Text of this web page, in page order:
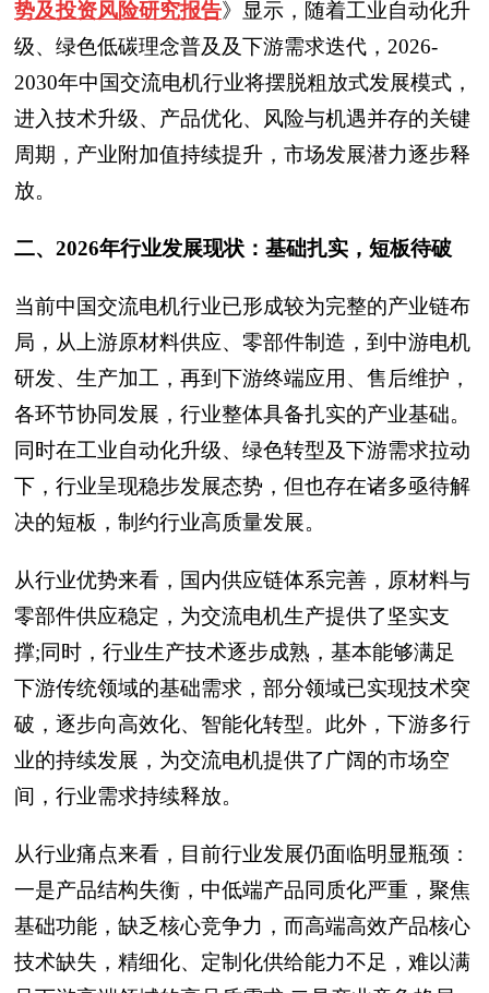
势及投资风险研究报告》显示，随着工业自动化升
级、绿色低碳理念普及及下游需求迭代，2026-
2030年中国交流电机行业将摆脱粗放式发展模式，
进入技术升级、产品优化、风险与机遇并存的关键
周期，产业附加值持续提升，市场发展潜力逐步释
放。
二、2026年行业发展现状：基础扎实，短板待破
当前中国交流电机行业已形成较为完整的产业链布
局，从上游原材料供应、零部件制造，到中游电机
研发、生产加工，再到下游终端应用、售后维护，
各环节协同发展，行业整体具备扎实的产业基础。
同时在工业自动化升级、绿色转型及下游需求拉动
下，行业呈现稳步发展态势，但也存在诸多亟待解
决的短板，制约行业高质量发展。
从行业优势来看，国内供应链体系完善，原材料与
零部件供应稳定，为交流电机生产提供了坚实支
撑;同时，行业生产技术逐步成熟，基本能够满足
下游传统领域的基础需求，部分领域已实现技术突
破，逐步向高效化、智能化转型。此外，下游多行
业的持续发展，为交流电机提供了广阔的市场空
间，行业需求持续释放。
从行业痛点来看，目前行业发展仍面临明显瓶颈：
一是产品结构失衡，中低端产品同质化严重，聚焦
基础功能，缺乏核心竞争力，而高端高效产品核心
技术缺失，精细化、定制化供给能力不足，难以满